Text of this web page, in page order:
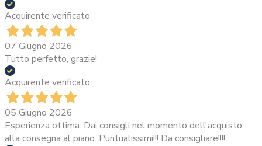
Acquirente verificato
07 Giugno 2026
Tutto perfetto, grazie!
Acquirente verificato
05 Giugno 2026
Esperienza ottima. Dai consigli nel momento dell'acquisto
alla consegna al piano. Puntualissimi!!! Da consigliare!!!!